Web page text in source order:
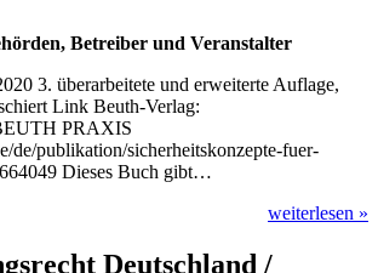
Betreiber und Veranstalter
3. überarbeitete und erweiterte Auflage,
Link Beuth-Verlag:
PRAXIS
de/publikation/sicherheitskonzepte-fuer-
Dieses Buch gibt…
weiterlesen »
Deutschland /